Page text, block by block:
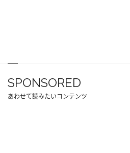
SPONSORED
あわせて読みたいコンテンツ